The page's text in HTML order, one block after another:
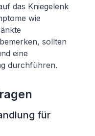
das Kniegelenk
wie
sollten
eine
durchführen.
für